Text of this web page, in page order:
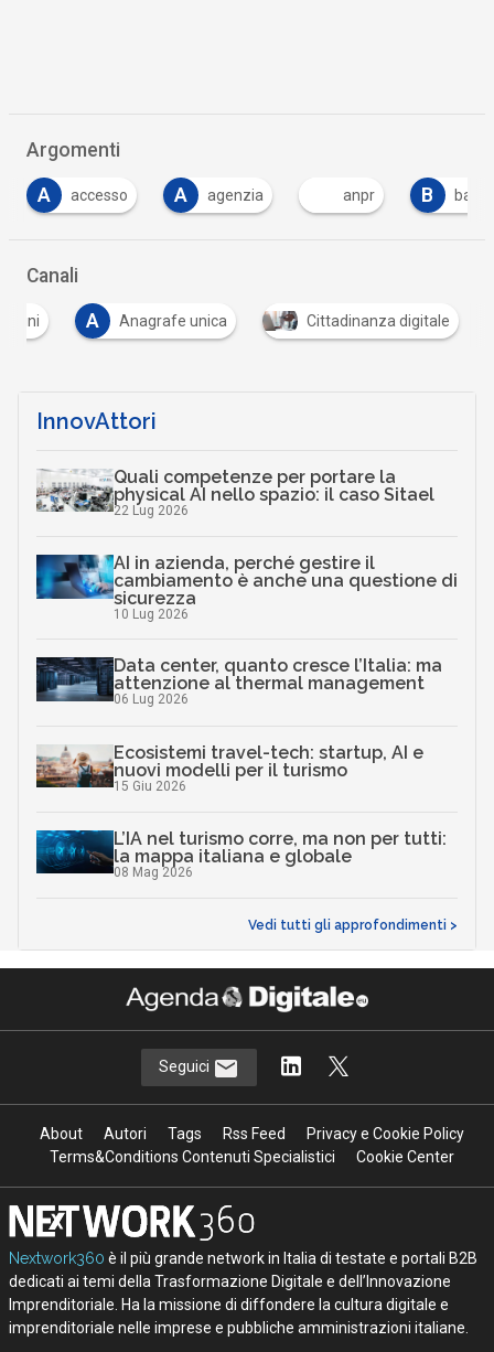
Argomenti
A agenzia anpr banca C comuni
Canali
A Anagrafe unica Cittadinanza digitale
InnovAttori
Quali competenze per portare la
physical AI nello spazio: il caso Sitael
22 Lug 2026
AI in azienda, perché gestire il
cambiamento è anche una questione di
sicurezza
10 Lug 2026
Data center, quanto cresce l’Italia: ma
attenzione al thermal management
06 Lug 2026
Ecosistemi travel-tech: startup, AI e
nuovi modelli per il turismo
15 Giu 2026
L’IA nel turismo corre, ma non per tutti:
la mappa italiana e globale
08 Mag 2026
Vedi tutti gli approfondimenti >
Seguici
About Autori Tags Rss Feed
Privacy e Cookie Policy
Terms&Conditions Contenuti Specialistici
Cookie Center
Nextwork360 è il più grande network in Italia di testate e portali B2B
dedicati ai temi della Trasformazione Digitale e dell’Innovazione
Imprenditoriale. Ha la missione di diffondere la cultura digitale e
imprenditoriale nelle imprese e pubbliche amministrazioni italiane.